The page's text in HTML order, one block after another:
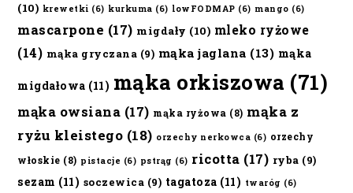
(10) krewetki (6) kurkuma (6) lowFODMAP (6) mango (6)
mascarpone (17) migdały (10) mleko ryżowe
(14) mąka gryczana (9) mąka jaglana (13) mąka
migdałowa (11) mąka orkiszowa (71)
mąka owsiana (17) mąka ryżowa (8) mąka z
ryżu kleistego (18) orzechy nerkowca (6) orzechy
włoskie (8) pistacje (6) pstrąg (6) ricotta (17) ryba (9)
sezam (11) soczewica (9) tagatoza (11) twaróg (6)